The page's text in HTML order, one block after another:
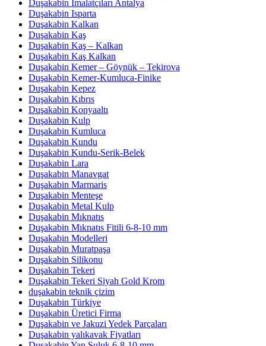
Duşakabin İmalatçıları Antalya
Duşakabin Isparta
Duşakabin Kalkan
Duşakabin Kaş
Duşakabin Kaş – Kalkan
Duşakabin Kaş Kalkan
Duşakabin Kemer – Göynük – Tekirova
Duşakabin Kemer-Kumluca-Finike
Duşakabin Kepez
Duşakabin Kıbrıs
Duşakabin Konyaaltı
Duşakabin Kulp
Duşakabin Kumluca
Duşakabin Kundu
Duşakabin Kundu-Serik-Belek
Duşakabin Lara
Duşakabin Manavgat
Duşakabin Marmaris
Duşakabin Menteşe
Duşakabin Metal Kulp
Duşakabin Mıknatıs
Duşakabin Mıknatıs Fitili 6-8-10 mm
Duşakabin Modelleri
Duşakabin Muratpaşa
Duşakabin Silikonu
Duşakabin Tekeri
Duşakabin Tekeri Siyah Gold Krom
duşakabin teknik çizim
Duşakabin Türkiye
Duşakabin Üretici Firma
Duşakabin ve Jakuzi Yedek Parçaları
Duşakabin yalıkavak Fiyatları